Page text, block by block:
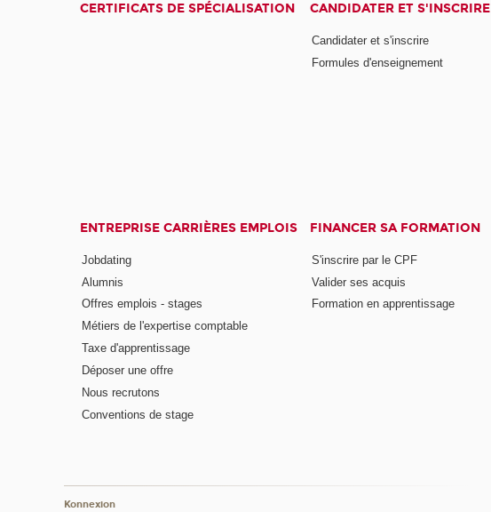
CERTIFICATS DE SPÉCIALISATION CANDIDATER ET S'INSCRIRE
Candidater et s'inscrire
Formules d'enseignement
ENTREPRISE CARRIÈRES EMPLOIS
Jobdating
Alumnis
Offres emplois - stages
Métiers de l'expertise comptable
Taxe d'apprentissage
Déposer une offre
Nous recrutons
Conventions de stage
FINANCER SA FORMATION
S'inscrire par le CPF
Valider ses acquis
Formation en apprentissage
Konnexion